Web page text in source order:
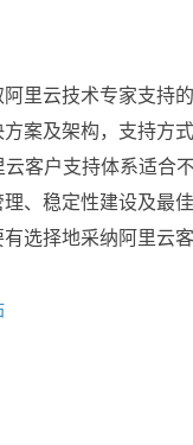
里云技术专家支持
案及架构，支持方
客户支持体系适合
、稳定性建设及最
选择地采纳阿里云客